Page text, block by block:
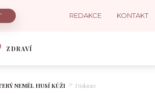
REDAKCE KONTAKT
ZDRAVÍ
NEMĚL HUSÍ KŮŽI Diskuze